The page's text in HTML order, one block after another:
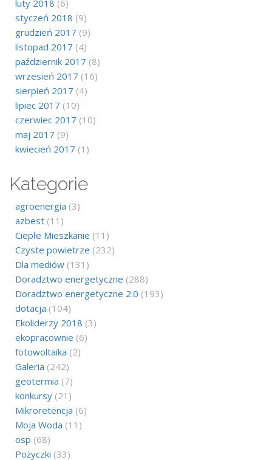
luty 2018 (6)
styczeń 2018 (9)
grudzień 2017 (9)
listopad 2017 (4)
październik 2017 (8)
wrzesień 2017 (16)
sierpień 2017 (4)
lipiec 2017 (10)
czerwiec 2017 (10)
maj 2017 (9)
kwiecień 2017 (1)
Kategorie
agroenergia (3)
azbest (11)
Ciepłe Mieszkanie (11)
Czyste powietrze (232)
Dla mediów (131)
Doradztwo energetyczne (288)
Doradztwo energetyczne 2.0 (193)
dotacja (104)
Ekoliderzy 2018 (3)
ekopracownie (6)
fotowoltaika (2)
Galeria (242)
geotermia (7)
konkursy (21)
Mikroretencja (6)
Moja Woda (11)
osp (68)
Pożyczki (33)